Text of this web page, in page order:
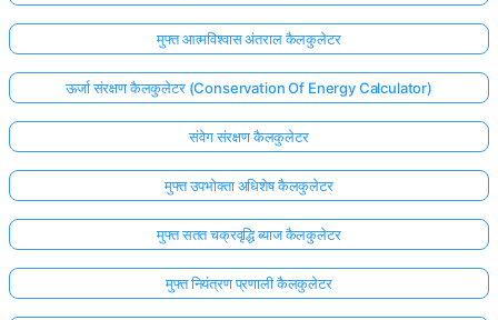
मुफ्त आत्मविश्वास अंतराल कैलकुलेटर
ऊर्जा संरक्षण कैलकुलेटर (Conservation Of Energy Calculator)
संवेग संरक्षण कैलकुलेटर
मुफ्त उपभोक्ता अधिशेष कैलकुलेटर
मुफ्त सतत चक्रवृद्धि ब्याज कैलकुलेटर
मुफ्त नियंत्रण प्रणाली कैलकुलेटर